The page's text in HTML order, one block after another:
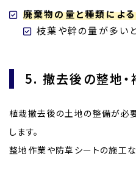
廃棄物の量と種類によ
枝葉や幹の量が多い
5. 撤去後の整地・
植栽撤去後の土地の整備が必
します。
整地作業や防草シートの施工な